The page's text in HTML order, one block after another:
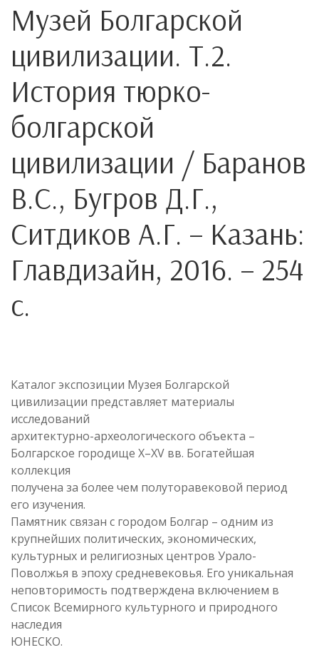
Музей Болгарской
цивилизации. Т.2.
История тюрко-
болгарской
цивилизации / Баранов
В.С., Бугров Д.Г.,
Ситдиков А.Г. – Казань:
Главдизайн, 2016. – 254
с.
Каталог экспозиции Музея Болгарской
цивилизации представляет материалы
исследований
архитектурно-археологического объекта –
Болгарское городище X–XV вв. Богатейшая
коллекция
получена за более чем полуторавековой период
его изучения.
Памятник связан с городом Болгар – одним из
крупнейших политических, экономических,
культурных и религиозных центров Урало-
Поволжья в эпоху средневековья. Его уникальная
неповторимость подтверждена включением в
Список Всемирного культурного и природного
наследия
ЮНЕСКО.